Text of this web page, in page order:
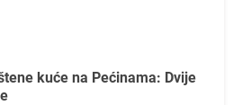
kuće na Pećinama: Dvije